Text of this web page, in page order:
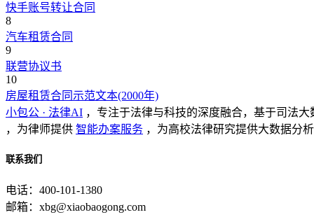
快手账号转让合同
8
汽车租赁合同
9
联营协议书
10
房屋租赁合同示范文本(2000年)
小包公 · 法律AI ，专注于法律与科技的深度融合，基于司法
，为律师提供 智能办案服务 ，为高校法律研究提供大数据分
联系我们
电话：400-101-1380
邮箱：xbg@xiaobaogong.com